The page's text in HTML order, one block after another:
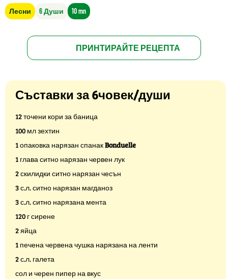
Лесни 6 Души 10 mn
ПРИНТИРАЙТЕ РЕЦЕПТА
Съставки за 6човек/души
12 точени кори за баница
100 мл зехтин
1 опаковка нарязан спанакBonduelle
1 глава ситно нарязан червен лук
2 скилидки ситно нарязан чесън
3 с.л. ситно нарязан магданоз
3 с.л. ситно нарязана мента
120 г сирене
2 яйца
1 печена червена чушка нарязана на ленти
2 с.л. галета
сол и черен пипер на вкус